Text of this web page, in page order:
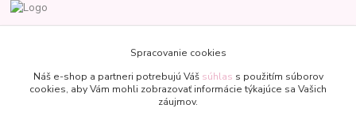
+421 907 977 470
bublinkapu@gmail.com
Spracovanie cookies
Náš e-shop a partneri potrebujú Váš súhlas s použitím súborov
cookies, aby Vám mohli zobrazovať informácie týkajúce sa Vašich
záujmov.